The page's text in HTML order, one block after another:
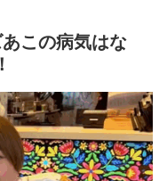
あこの病気はな